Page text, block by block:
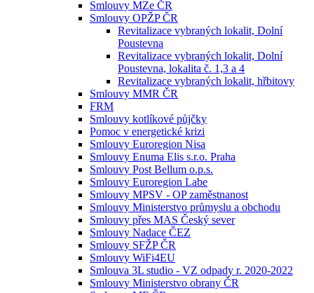
Smlouvy MZe ČR
Smlouvy OPŽP ČR
Revitalizace vybraných lokalit, Dolní
Poustevna
Revitalizace vybraných lokalit, Dolní
Poustevna, lokalita č. 1,3 a 4
Revitalizace vybraných lokalit, hřbitovy
Smlouvy MMR ČR
FRM
Smlouvy kotlíkové půjčky
Pomoc v energetické krizi
Smlouvy Euroregion Nisa
Smlouvy Enuma Elis s.r.o. Praha
Smlouvy Post Bellum o.p.s.
Smlouvy Euroregion Labe
Smlouvy MPSV - OP zaměstnanost
Smlouvy Ministerstvo průmyslu a obchodu
Smlouvy přes MAS Český sever
Smlouvy Nadace ČEZ
Smlouvy SFŽP ČR
Smlouvy WiFi4EU
Smlouva 3L studio - VZ odpady r. 2020-2022
Smlouvy Ministerstvo obrany ČR